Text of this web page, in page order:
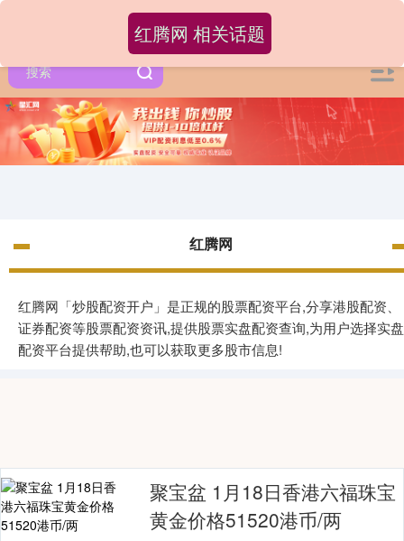
红腾网
红腾网「炒股配资开户」是正规的股票配资平台,分享港股配资、
证券配资等股票配资资讯,提供股票实盘配资查询,为用户选择实盘
配资平台提供帮助,也可以获取更多股市信息!
红腾网 相关话题
聚宝盆 1月18日香港六福珠宝
黄金价格51520港币/两